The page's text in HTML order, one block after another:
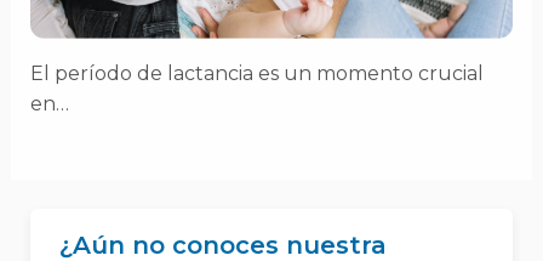
El período de lactancia es un momento crucial
en…
¿Aún no conoces nuestra